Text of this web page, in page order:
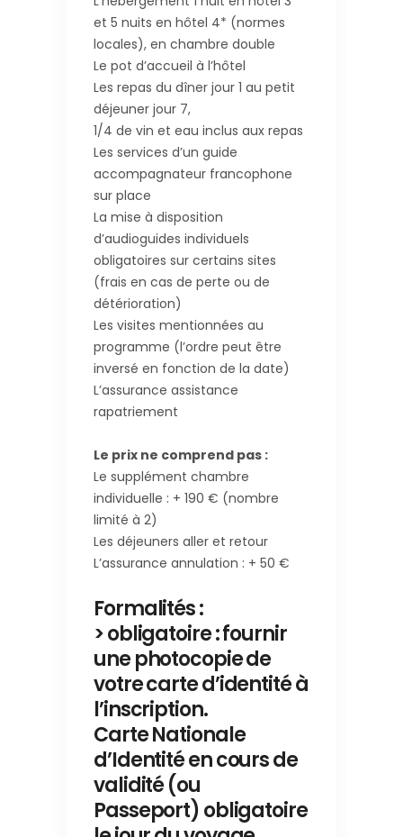
et 5 nuits en hôtel 4* (normes
locales), en chambre double
Le pot d’accueil à l’hôtel
Les repas du dîner jour 1 au petit
déjeuner jour 7,
1/4 de vin et eau inclus aux repas
Les services d’un guide
accompagnateur francophone
sur place
La mise à disposition
d’audioguides individuels
obligatoires sur certains sites
(frais en cas de perte ou de
détérioration)
Les visites mentionnées au
programme (l’ordre peut être
inversé en fonction de la date)
L’assurance assistance
rapatriement
Le prix ne comprend pas :
Le supplément chambre
individuelle : + 190 € (nombre
limité à 2)
Les déjeuners aller et retour
L’assurance annulation : + 50 €
Formalités :
> obligatoire : fournir
une photocopie de
votre carte d’identité à
l’inscription.
Carte Nationale
d’Identité en cours de
validité (ou
Passeport) obligatoire